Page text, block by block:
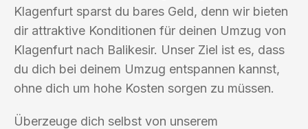
Klagenfurt sparst du bares Geld, denn wir bieten
dir attraktive Konditionen für deinen Umzug von
Klagenfurt nach Balikesir. Unser Ziel ist es, dass
du dich bei deinem Umzug entspannen kannst,
ohne dich um hohe Kosten sorgen zu müssen.
Überzeuge dich selbst von unserem